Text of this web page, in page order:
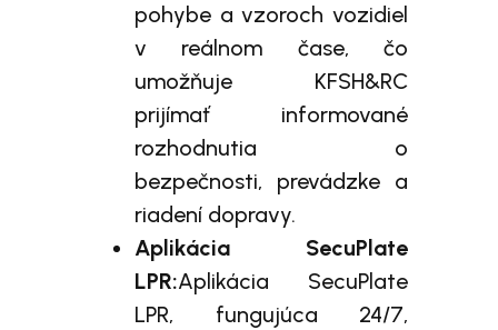
pohybe a vzoroch vozidiel
v reálnom čase, čo
umožňuje KFSH&RC
prijímať informované
rozhodnutia o
bezpečnosti, prevádzke a
riadení dopravy.
Aplikácia SecuPlate
LPR:Aplikácia SecuPlate
LPR, fungujúca 24/7,